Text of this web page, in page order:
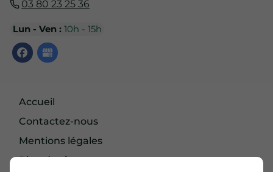
03 80 23 25 36
Lun - Ven : 10h - 15h
Accueil
Contactez-nous
Mentions légales
Plan du site